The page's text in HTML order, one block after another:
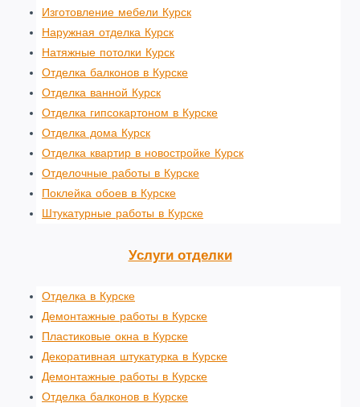
Изготовление мебели Курск
Наружная отделка Курск
Натяжные потолки Курск
Отделка балконов в Курске
Отделка ванной Курск
Отделка гипсокартоном в Курске
Отделка дома Курск
Отделка квартир в новостройке Курск
Отделочные работы в Курске
Поклейка обоев в Курске
Штукатурные работы в Курске
Услуги отделки
Отделка в Курске
Демонтажные работы в Курске
Пластиковые окна в Курске
Декоративная штукатурка в Курске
Демонтажные работы в Курске
Отделка балконов в Курске